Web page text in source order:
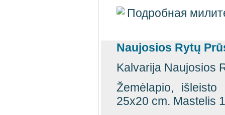
Naujosios Rytų
Kalvarija Naujosios
Žemėlapio,
25x20 cm. Mastelis